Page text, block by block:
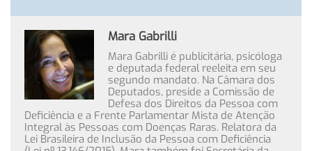
Mara Gabrilli
Mara Gabrilli é publicitária, psicóloga
e deputada federal reeleita em seu
segundo mandato. Na Câmara dos
Deputados, preside a Comissão de
Defesa dos Direitos da Pessoa com
Deficiência e a Frente Parlamentar Mista de Atenção
Integral às Pessoas com Doenças Raras. Relatora da
Lei Brasileira de Inclusão da Pessoa com Deficiência